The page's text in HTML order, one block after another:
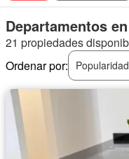
Departamentos
21 propiedades
Ordenar por:
Popularidad